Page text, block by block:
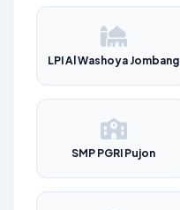
LPI Al Washoya Jombang
SMP PGRI Pujon